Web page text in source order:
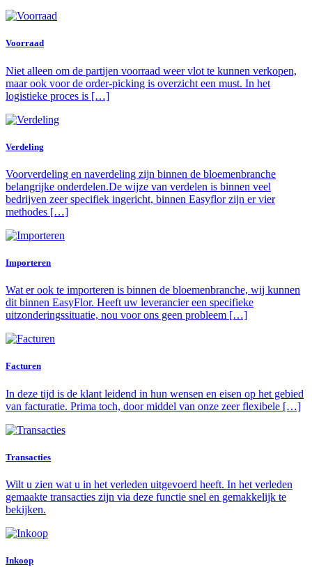
Voorraad
Niet alleen om de partijen voorraad weer vlot te kunnen verkopen,
maar ook voor de order-picking is overzicht een must. In het
logistieke proces is […]
Verdeling
Voorverdeling en naverdeling zijn binnen de bloemenbranche
belangrijke onderdelen.De wijze van verdelen is binnen veel
bedrijven zeer specifiek ingericht, binnen Easyflor zijn er vier
methodes […]
Importeren
Wat er ook te importeren is binnen de bloemenbranche, wij kunnen
dit binnen EasyFlor. Heeft uw leverancier een specifieke
uitzonderingssituatie, nou voor ons geen probleem […]
Facturen
In deze tijd is de klant leidend in hun wensen en eisen op het gebied
van facturatie. Prima toch, door middel van onze zeer flexibele […]
Transacties
Wilt u zien wat u in het verleden uitgevoerd heeft. In het verleden
gemaakte transacties zijn via deze functie snel en gemakkelijk te
bekijken.
Inkoop